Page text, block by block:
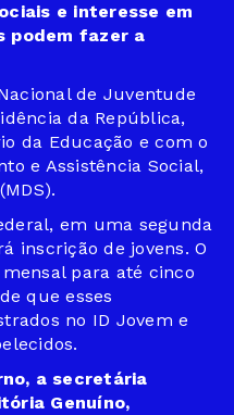
e interesse em
podem fazer a
de Juventude
da República,
da Educação e com o
e Assistência Social,
em uma segunda
inscrição de jovens. O
para até cinco
que esses
no ID Jovem e
a secretária
Genuíno,